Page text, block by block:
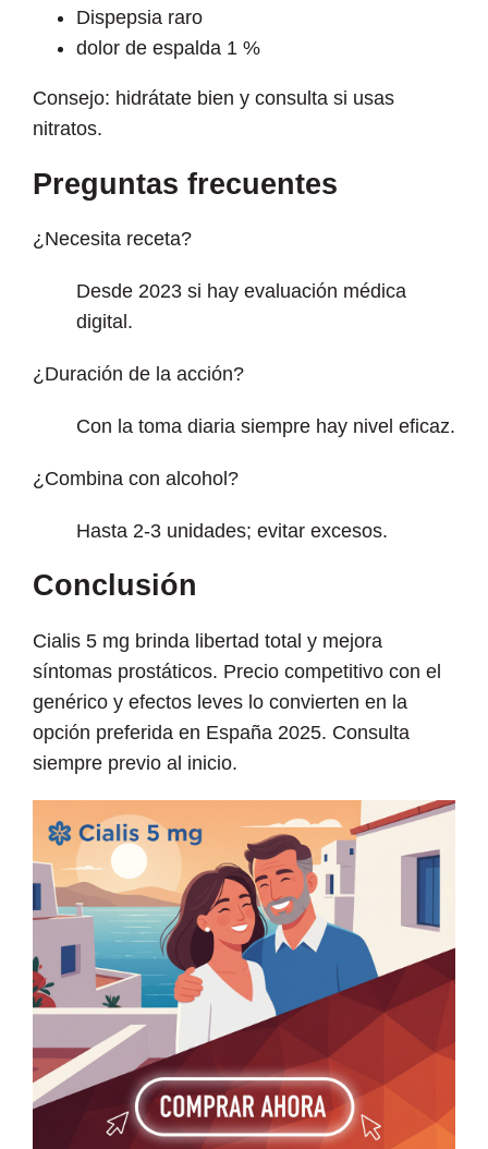
Dispepsia raro
dolor de espalda 1 %
Consejo: hidrátate bien y consulta si usas
nitratos.
Preguntas frecuentes
¿Necesita receta?
Desde 2023 si hay evaluación médica
digital.
¿Duración de la acción?
Con la toma diaria siempre hay nivel eficaz.
¿Combina con alcohol?
Hasta 2-3 unidades; evitar excesos.
Conclusión
Cialis 5 mg brinda libertad total y mejora
síntomas prostáticos. Precio competitivo con el
genérico y efectos leves lo convierten en la
opción preferida en España 2025. Consulta
siempre previo al inicio.